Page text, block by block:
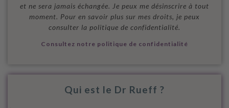
et ne sera jamais échangée. Je peux me désinscrire à tout
moment. Pour en savoir plus sur mes droits, je peux
consulter la politique de confidentialité.
Consultez notre politique de confidentialité
Qui est le Dr Rueff ?